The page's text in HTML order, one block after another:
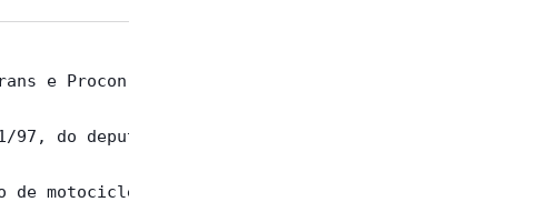
e Procon vão
do deputado
motocicletas